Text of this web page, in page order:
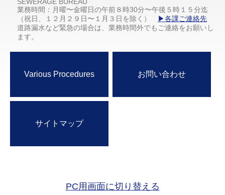
業務時間：月曜〜金曜日の午前８時30分〜午後５時１５分迄
（祝日、１２月２９日〜１月３日を除く）
▶各課ご連絡先
道路漏水など緊急の場合は、業務時間外でもご連絡をお願いし
ます。
Various Procedures お問い合わせ
サイトマップ
PC用画面に切り替える